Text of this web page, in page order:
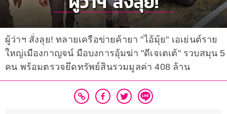
ผู้ว่าฯ สั่งลุย! ทลายเครือข่ายค้ายา "ไอ้มุ้ย" เอเย่นต์ราย
ใหญ่เมืองกาญจน์ มือบงการอุ้มฆ่า "ดีเจเตเต้" รวบสมุน 5
คน พร้อมตรวจยึดทรัพย์สินรวมมูลค่า 408 ล้าน